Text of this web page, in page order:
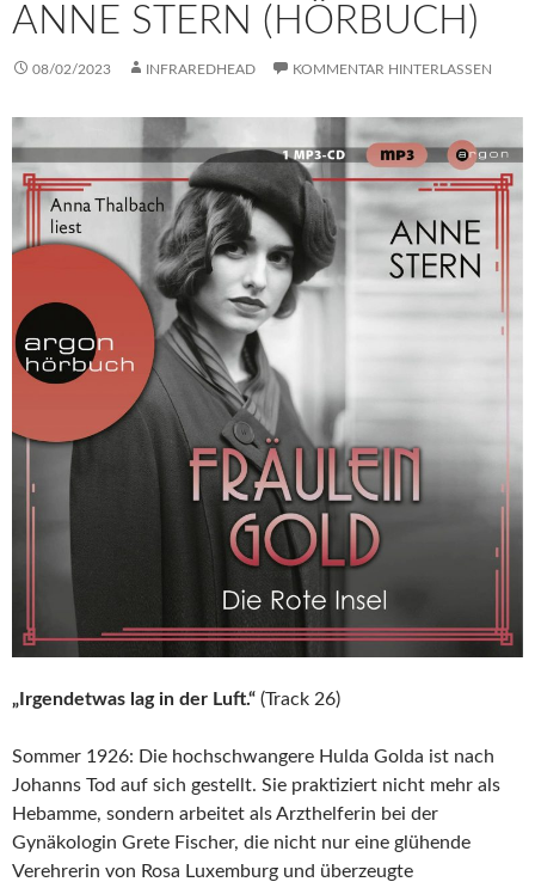
ANNE STERN (HÖRBUCH)
08/02/2023 INFRAREDHEAD KOMMENTAR HINTERLASSEN
„Irgendetwas lag in der Luft.“ (Track 26)
Sommer 1926: Die hochschwangere Hulda Golda ist nach
Johanns Tod auf sich gestellt. Sie praktiziert nicht mehr als
Hebamme, sondern arbeitet als Arzthelferin bei der
Gynäkologin Grete Fischer, die nicht nur eine glühende
Verehrerin von Rosa Luxemburg und überzeugte